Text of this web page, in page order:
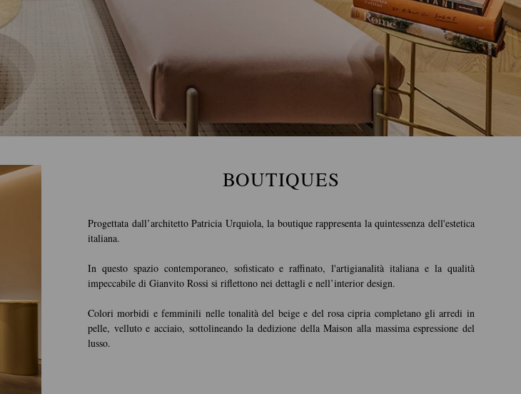
BOUTIQUES
Progettata dall’architetto Patricia Urquiola, la boutique rappresenta la quintessenza dell'estetica
italiana.
In questo spazio contemporaneo, sofisticato e raffinato, l'artigianalità italiana e la qualità
impeccabile di Gianvito Rossi si riflettono nei dettagli e nell’interior design.
Colori morbidi e femminili nelle tonalità del beige e del rosa cipria completano gli arredi in
pelle, velluto e acciaio, sottolineando la dedizione della Maison alla massima espressione del
lusso.